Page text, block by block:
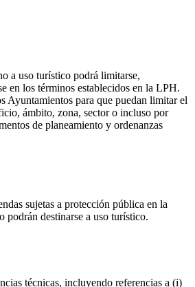
a uso turístico podrá limitarse,
en los términos establecidos en la LPH.
Ayuntamientos para que puedan limitar el
ámbito, zona, sector o incluso por
de planeamiento y ordenanzas
sujetas a protección pública en la
podrán destinarse a uso turístico.
técnicas, incluyendo referencias a (i)